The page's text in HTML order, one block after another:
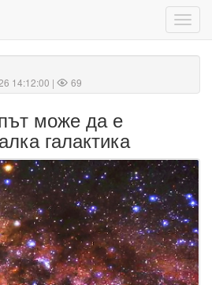
14:12:00 | 69
може да е
галактика